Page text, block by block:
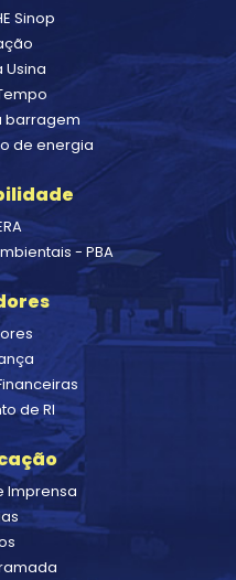
Sinop
Usina
barragem
de energia
- PBA
de RI
Imprensa